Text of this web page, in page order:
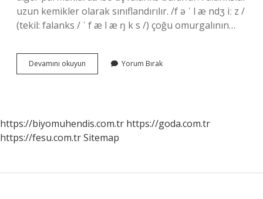
uzun kemikler olarak sınıflandırılır. /f ə ˈ l æ ndʒ iː z /
(tekil: falanks / ˈ f æ l æ ŋ k s /) çoğu omurgalının…
Devamını okuyun Phalanges
Kemiği
Yorum Bırak
https://biyomuhendis.com.tr https://goda.com.tr
https://fesu.com.trSitemap